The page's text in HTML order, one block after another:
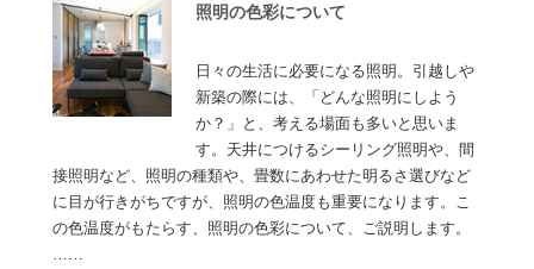
照明の色彩について
日々の生活に必要になる照明。引越しや
新築の際には、「どんな照明にしよう
か？」と、考える場面も多いと思いま
す。天井につけるシーリング照明や、間
接照明など、照明の種類や、畳数にあわせた明るさ選びなど
に目が行きがちですが、照明の色温度も重要になります。こ
の色温度がもたらす、照明の色彩について、ご説明します。